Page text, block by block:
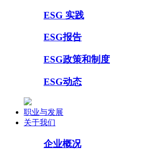
ESG 实践
ESG报告
ESG政策和制度
ESG动态
职业与发展
关于我们
企业概况